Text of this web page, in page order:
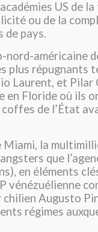
US de
ou de la
de pays.
américaine
plus répugnants
Laurent, et Pilar
Floride où ils
de l’État
Miami, la
que
en éléments
Augusto
régimes